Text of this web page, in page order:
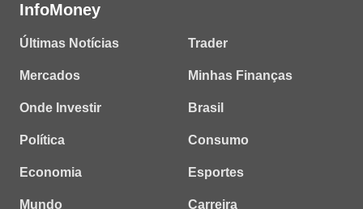
InfoMoney
Últimas Notícias
Mercados
Onde Investir
Política
Economia
Mundo
Trader
Minhas Finanças
Brasil
Consumo
Esportes
Carreira